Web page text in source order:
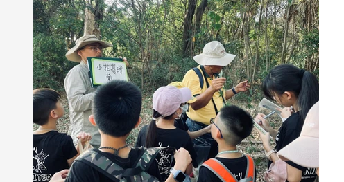
25 篇文章
(1)1 篇文章